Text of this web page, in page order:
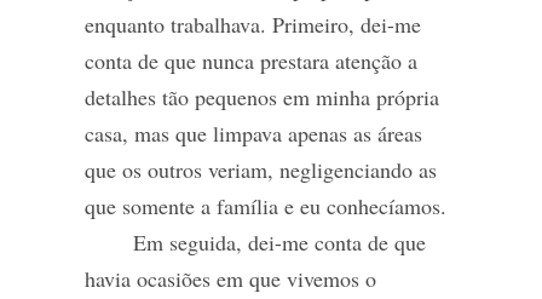
enquanto trabalhava. Primeiro, dei-me
conta de que nunca prestara atenção a
detalhes tão pequenos em minha própria
casa, mas que limpava apenas as áreas
que os outros veriam, negligenciando as
que somente a família e eu conhecíamos.
Em seguida, dei-me conta de que
havia ocasiões em que vivemos o